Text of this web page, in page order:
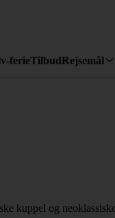
ferieTilbudRejsemål